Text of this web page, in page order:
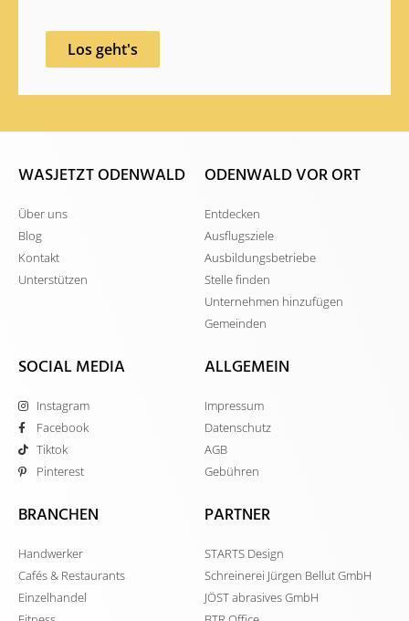
Los geht's
WASJETZT ODENWALD
Über uns
Blog
Kontakt
Unterstützen
ODENWALD VOR ORT
Entdecken
Ausflugsziele
Ausbildungsbetriebe
Stelle finden
Unternehmen hinzufügen
Gemeinden
SOCIAL MEDIA
Instagram
Facebook
Tiktok
Pinterest
ALLGEMEIN
Impressum
Datenschutz
AGB
Gebühren
BRANCHEN
Handwerker
Cafés & Restaurants
Einzelhandel
PARTNER
STARTS Design
Schreinerei Jürgen Bellut GmbH
JÖST abrasives GmbH